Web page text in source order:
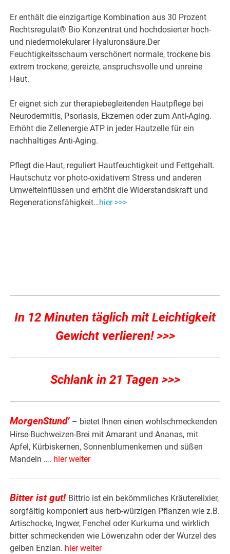
Er enthält die einzigartige Kombination aus 30 Prozent
Rechtsregulat® Bio Konzentrat und hochdosierter hoch-
und niedermolekularer Hyaluronsäure.Der
Feuchtigkeitsschaum verschönert normale, trockene bis
extrem trockene, gereizte, anspruchsvolle und unreine
Haut.
Er eignet sich zur therapiebegleitenden Hautpflege bei
Neurodermitis, Psoriasis, Ekzemen oder zum Anti-Aging.
Erhöht die Zellenergie ATP in jeder Hautzelle für ein
nachhaltiges Anti-Aging.
Pflegt die Haut, reguliert Hautfeuchtigkeit und Fettgehalt.
Hautschutz vor photo-oxidativem Stress und anderen
Umwelteinflüssen und erhöht die Widerstandskraft und
Regenerationsfähigkeit…hier >>>
In 12 Minuten täglich mit Leichtigkeit
Gewicht verlieren! >>>
Schlank in 21 Tagen >>>
MorgenStund’ – bietet Ihnen einen wohlschmeckenden
Hirse-Buchweizen-Brei mit Amarant und Ananas, mit
Apfel, Kürbiskernen, Sonnenblumenkernen und süßen
Mandeln …. hier weiter
Bitter ist gut! Bittrio ist ein bekömmliches Kräuterelixier,
sorgfältig komponiert aus herb-würzigen Pflanzen wie z.B.
Artischocke, Ingwer, Fenchel oder Kurkuma und wirklich
bitter schmeckenden wie Löwenzahn oder der Wurzel des
gelben Enzian. hier weiter